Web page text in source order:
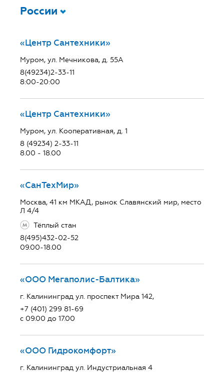
России
«Центр Сантехники»
Муром, ул. Мечникова, д. 55А
8(49234)2-33-11
8:00-20:00
«Центр Сантехники»
Муром, ул. Кооперативная, д. 1
8 (49234) 2-33-11
8.00 - 18.00
«СанТехМир»
Москва, 41 км МКАД, рынок Славянский мир, место
Л 4/4
Тёплый стан
8(495)432-02-52
09.00-18.00
«ООО Мегаполис-Балтика»
г. Калининград ул. проспект Мира 142,
+7 (401) 299 81-69
с 09.00 до 17.00
«ООО Гидрокомфорт»
г. Калининград ул. Индустриальная 4